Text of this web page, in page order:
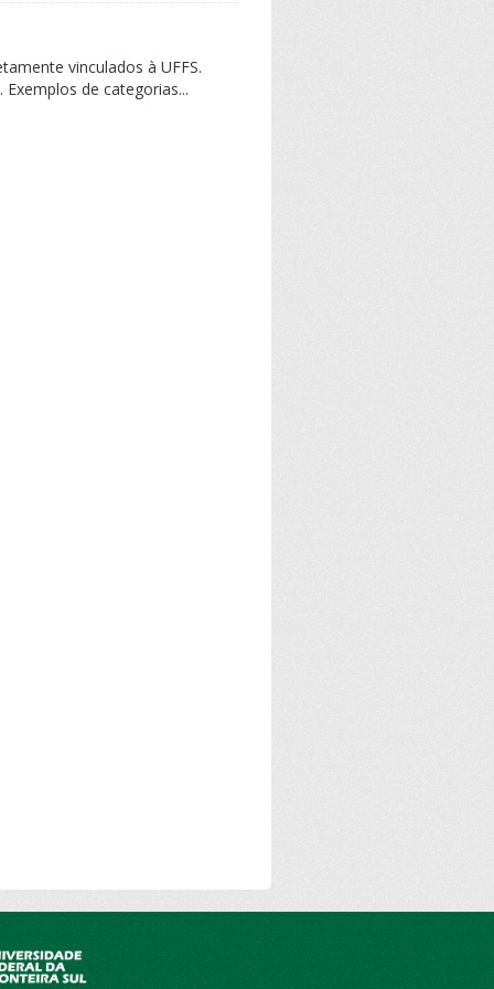
vinculados à UFFS.
de categorias...